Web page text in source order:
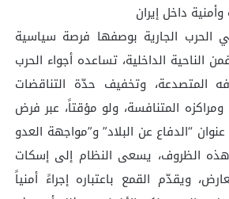
داخل إيران
الحرب الجارية بوصفها فرصة سياسية
الناحية الداخلية، تساعده أجواء الحرب
المتصدعة، وتخفيف حدّة التناقضات
ومراكزه المتنافسة، ولو مؤقتاً، عبر فرض
“الدفاع عن البلاد” و”مواجهة العدو
الظروف، يسعى النظام إلى إسكات
ويقدّم القمع باعتباره إجراءً أمنياً